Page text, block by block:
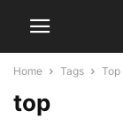
Home Tags Top
top